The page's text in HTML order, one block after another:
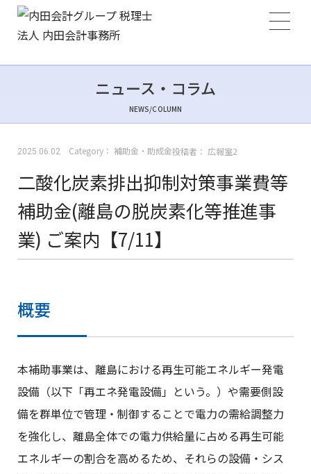
ニュース・コラム
NEWS/COLUMN
2025.06.02 Category： 補助金・助成金投稿者： 広報室2
二酸化炭素排出抑制対策事業費等
補助金(離島の脱炭素化等推進事
業) ご案内【7/11】
概要
本補助事業は、離島における再生可能エネルギー発電
設備（以下「再エネ発電設備」という。）や需要側設
備を群単位で管理・制御することで電力の需給調整力
を強化し、離島全体での電力供給量に占める再生可能
エネルギーの割合を高めるため、それらの設備・シス